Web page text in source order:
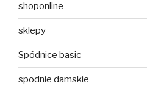
shoponline
sklepy
Spódnice basic
spodnie damskie